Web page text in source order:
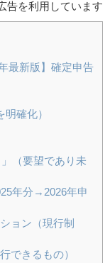
告を利用しています
最新版】確定申告
確化）
（要望であり未
年分→2026年申
ョン（現行制
できるもの）